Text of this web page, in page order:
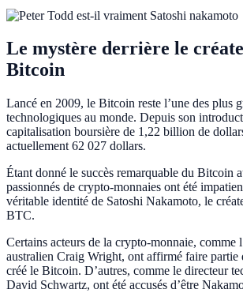
Le mystère derrière le
Bitcoin
Lancé en 2009, le Bitcoin reste l’une des plus
technologiques au monde. Depuis son
capitalisation boursière de 1,22 billion de
actuellement 62 027 dollars.
Étant donné le succès remarquable du Bitcoin
passionnés de crypto-monnaies ont été
véritable identité de Satoshi Nakamoto, le
BTC.
Certains acteurs de la crypto-monnaie, comme
australien Craig Wright, ont affirmé faire partie
créé le Bitcoin. D’autres, comme le directeur
David Schwartz, ont été accusés d’être